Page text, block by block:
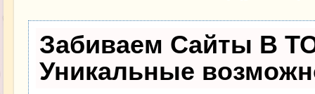
Забиваем Сайты В
Уникальные